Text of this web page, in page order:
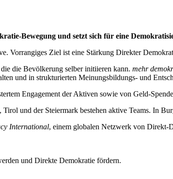
Bewegung und setzt sich für eine
Vorrangiges Ziel ist eine Stärkung Direkter
die Bevölkerung selber initiieren kann. mehr
und in strukturierten Meinungsbildungs- und
Engagement der Aktiven sowie von Geld-
und der Steiermark bestehen aktive Teams. In
International, einem globalen Netzwerk von Direkt-
und Direkte Demokratie fördern.